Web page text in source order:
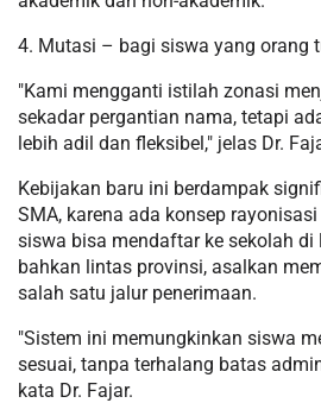
4. Mutasi – bagi siswa yang orang
"Kami mengganti istilah zonasi
sekadar pergantian nama, tetapi
lebih adil dan fleksibel," jelas Dr.
Kebijakan baru ini berdampak
SMA, karena ada konsep
siswa bisa mendaftar ke sekolah di
bahkan lintas provinsi, asalkan
salah satu jalur penerimaan.
"Sistem ini memungkinkan siswa
sesuai, tanpa terhalang batas
kata Dr. Fajar.